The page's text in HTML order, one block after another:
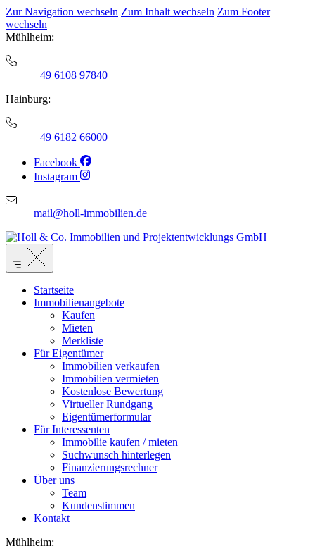
Zur Navigation wechseln Zum Inhalt wechseln Zum Footer
wechseln
Mühlheim:
+49 6108 97840
Hainburg:
+49 6182 66000
Facebook
Instagram
mail@holl-immobilien.de
Startseite
Immobilienangebote
Kaufen
Mieten
Merkliste
Für Eigentümer
Immobilien verkaufen
Immobilien vermieten
Kostenlose Bewertung
Virtueller Rundgang
Eigentümerformular
Für Interessenten
Immobilie kaufen / mieten
Suchwunsch hinterlegen
Finanzierungsrechner
Über uns
Team
Kundenstimmen
Kontakt
Mühlheim: